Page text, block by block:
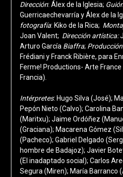
Dirección: Álex de la Iglesia;
Guerricaechevarría y Álex de la
fotografía: Kiko de la Rica;
Joan Valent; Dirección artística:
Arturo García Biaffra; Producción
Frédiani y Franck Ribière, para
Ferme! Productions- Arte
Francia).
Intérpretes: Hugo Silva (José);
Pepón Nieto (Calvo); Carolina
(Maritxu); Jaime Ordóñez
(Graciana); Macarena Gómez
(Pacheco); Gabriel Delgado
hombre de Badajoz); Javier
(El inadaptado social); Carlos
Segura (Miren); María Barranco